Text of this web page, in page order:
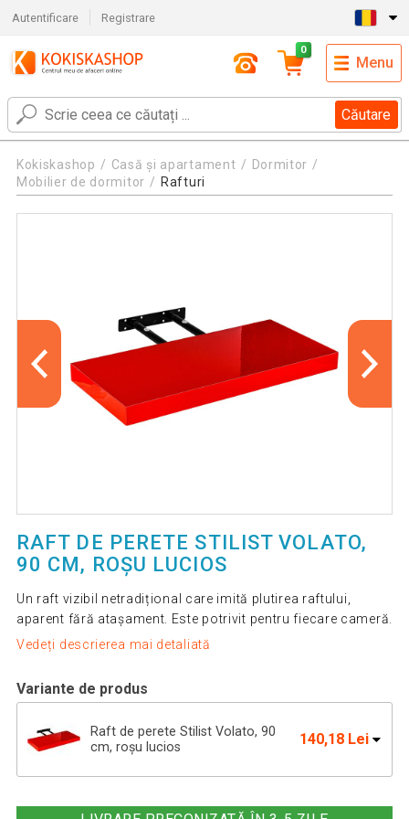
Autentificare Registrare
Căutare
0
Menu
Kokiskashop Casă și apartament
Dormitor
Mobilier de dormitor
Rafturi
RAFT DE PERETE STILIST VOLATO,
90 CM, ROȘU LUCIOS
Un raft vizibil netradițional care imită plutirea raftului,
aparent fără atașament. Este potrivit pentru fiecare cameră.
Vedeți descrierea mai detaliată
Variante de produs
Raft de perete Stilist Volato, 90
cm, roșu lucios
140,18 Lei
roșu lucios